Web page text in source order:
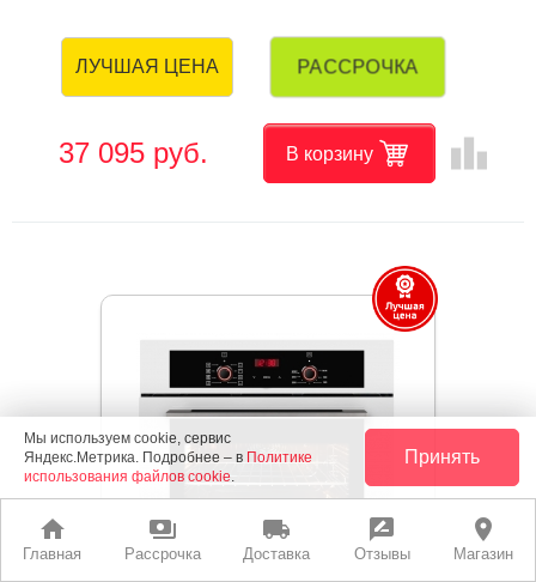
home
Главная
payments
Рассрочка
local_shipping
Доставка
rate_review
Отзывы
place
Магазин
ЛУЧШАЯ ЦЕНА РАССРОЧКА
37 095 руб. В корзину leaderboard
Мы используем cookie, сервис
Яндекс.Метрика. Подробнее – в Политике
использования файлов cookie.
Принять